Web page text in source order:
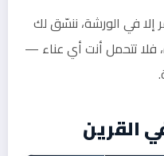
إلا في الورشة، ننسّق لك
تتحمل أنت أي عناء —
القرين